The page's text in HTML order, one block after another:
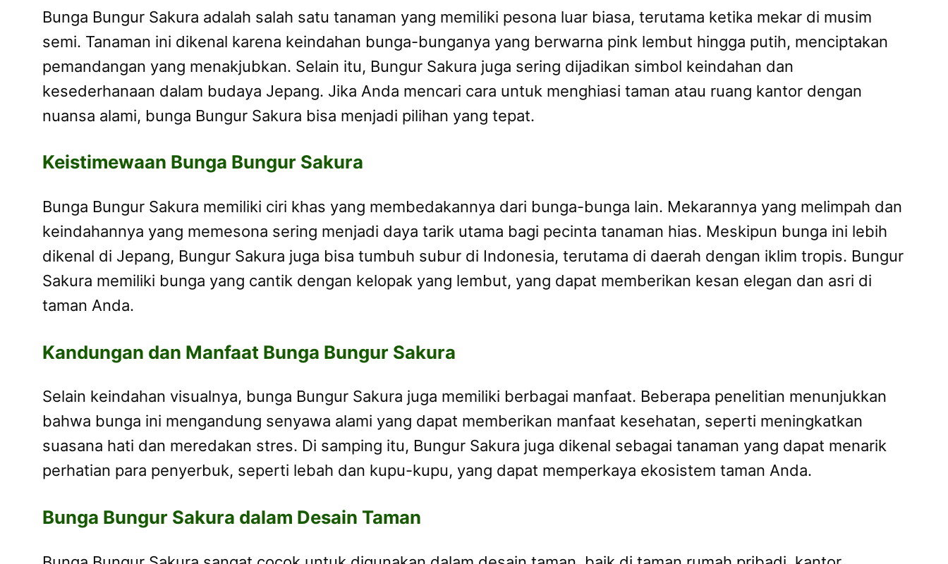
Bunga Bungur Sakura adalah salah satu tanaman yang memiliki pesona luar biasa, terutama ketika mekar di musim
semi. Tanaman ini dikenal karena keindahan bunga-bunganya yang berwarna pink lembut hingga putih, menciptakan
pemandangan yang menakjubkan. Selain itu, Bungur Sakura juga sering dijadikan simbol keindahan dan
kesederhanaan dalam budaya Jepang. Jika Anda mencari cara untuk menghiasi taman atau ruang kantor dengan
nuansa alami, bunga Bungur Sakura bisa menjadi pilihan yang tepat.
Keistimewaan Bunga Bungur Sakura
Bunga Bungur Sakura memiliki ciri khas yang membedakannya dari bunga-bunga lain. Mekarannya yang melimpah dan
keindahannya yang memesona sering menjadi daya tarik utama bagi pecinta tanaman hias. Meskipun bunga ini lebih
dikenal di Jepang, Bungur Sakura juga bisa tumbuh subur di Indonesia, terutama di daerah dengan iklim tropis. Bungur
Sakura memiliki bunga yang cantik dengan kelopak yang lembut, yang dapat memberikan kesan elegan dan asri di
taman Anda.
Kandungan dan Manfaat Bunga Bungur Sakura
Selain keindahan visualnya, bunga Bungur Sakura juga memiliki berbagai manfaat. Beberapa penelitian menunjukkan
bahwa bunga ini mengandung senyawa alami yang dapat memberikan manfaat kesehatan, seperti meningkatkan
suasana hati dan meredakan stres. Di samping itu, Bungur Sakura juga dikenal sebagai tanaman yang dapat menarik
perhatian para penyerbuk, seperti lebah dan kupu-kupu, yang dapat memperkaya ekosistem taman Anda.
Bunga Bungur Sakura dalam Desain Taman